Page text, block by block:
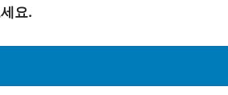
요.